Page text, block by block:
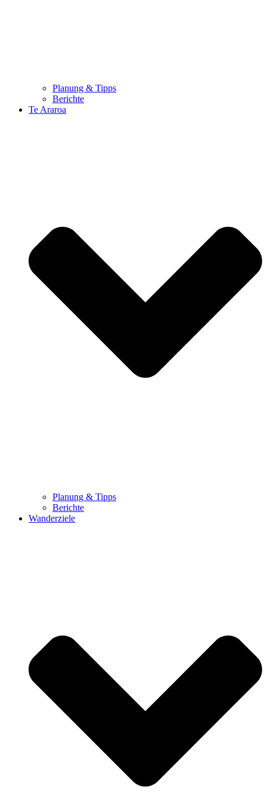
Planung & Tipps
Berichte
Te Araroa
Planung & Tipps
Berichte
Wanderziele